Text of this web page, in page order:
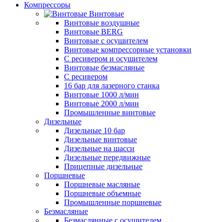
Компрессоры
Винтовые
Винтовые воздушные
Винтовые BERG
Винтовые с осушителем
Винтовые компрессорные установки
C ресивером и осушителем
Винтовые безмасляные
C ресивером
16 бар для лазерного станка
Винтовые 1000 л/мин
Винтовые 2000 л/мин
Промышленные винтовые
Дизельные
Дизельные 10 бар
Дизельные винтовые
Дизельные на шасси
Дизельные передвижные
Прицепные дизельные
Поршневые
Поршневые масляные
Поршневые объемные
Промышленные поршневые
Безмасляные
Безмаслянные с осушителем